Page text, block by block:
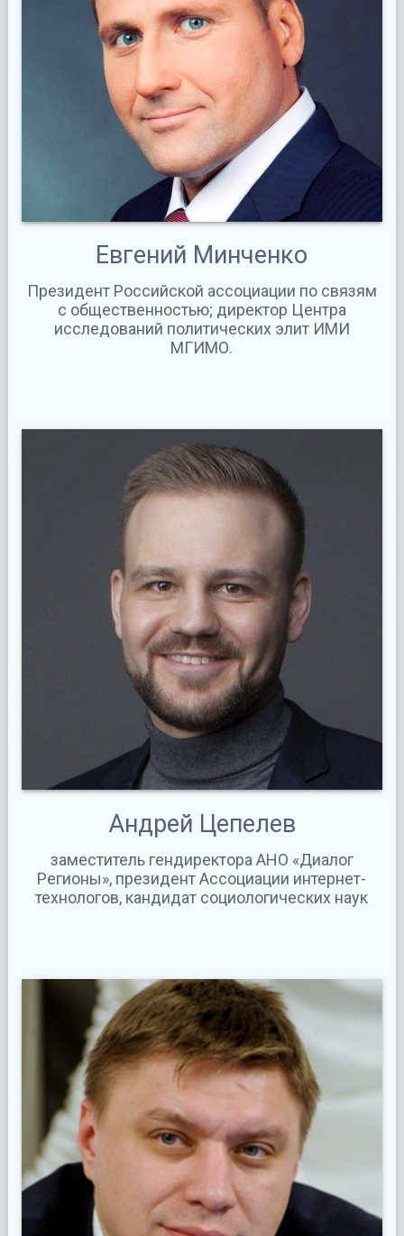
Евгений Минченко
Президент Российской ассоциации по связям
с общественностью; директор Центра
исследований политических элит ИМИ
МГИМО.
Андрей Цепелев
заместитель гендиректора АНО «Диалог
Регионы», президент Ассоциации интернет-
технологов, кандидат социологических наук